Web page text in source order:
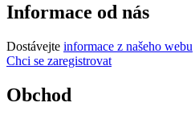
Informace od nás
Dostávejte informace z našeho webu
Chci se zaregistrovat
Obchod